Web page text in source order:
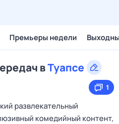
Премьеры недели
вТуапсе
1
развлекательный
комедийный контент,